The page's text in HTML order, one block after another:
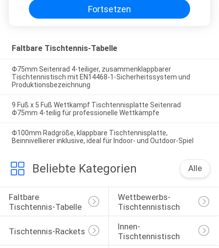
Fortsetzen
Faltbare Tischtennis-Tabelle
Φ75mm Seitenrad 4-teiliger, zusammenklappbarer
Tischtennistisch mit EN14468-1-Sicherheitssystem und
Produktionsbezeichnung
9 Fuß x 5 Fuß Wettkampf Tischtennisplatte Seitenrad
Φ75mm 4-teilig für professionelle Wettkämpfe
Φ100mm Radgröße, klappbare Tischtennisplatte,
Beinnivellierer inklusive, ideal für Indoor- und Outdoor-Spiel
Beliebte Kategorien Alle
Faltbare
Tischtennis-Tabelle
Wettbewerbs-
Tischtennistisch
Tischtennis-Rackets
Innen-
Tischtennistisch